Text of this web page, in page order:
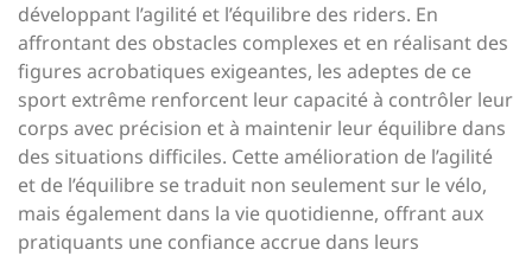
développant l’agilité et l’équilibre des riders. En
affrontant des obstacles complexes et en réalisant des
figures acrobatiques exigeantes, les adeptes de ce
sport extrême renforcent leur capacité à contrôler leur
corps avec précision et à maintenir leur équilibre dans
des situations difficiles. Cette amélioration de l’agilité
et de l’équilibre se traduit non seulement sur le vélo,
mais également dans la vie quotidienne, offrant aux
pratiquants une confiance accrue dans leurs